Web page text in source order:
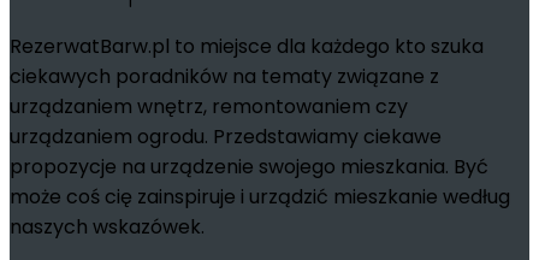
RezerwatBarw.pl to miejsce dla każdego kto szuka
ciekawych poradników na tematy związane z
urządzaniem wnętrz, remontowaniem czy
urządzaniem ogrodu. Przedstawiamy ciekawe
propozycje na urządzenie swojego mieszkania. Być
może coś cię zainspiruje i urządzić mieszkanie według
naszych wskazówek.